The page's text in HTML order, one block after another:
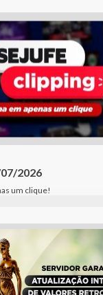
2026
um clique!